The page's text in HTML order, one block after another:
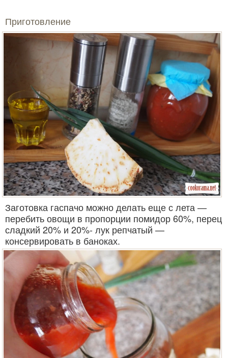
Приготовление
Заготовка гаспачо можно делать еще с лета —
перебить овощи в пропорции помидор 60%, перец
сладкий 20% и 20%- лук репчатый —
консервировать в баноках.